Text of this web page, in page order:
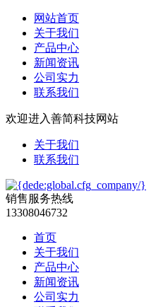
网站首页
关于我们
产品中心
新闻资讯
公司实力
联系我们
欢迎进入善简科技网站
关于我们
联系我们
销售服务热线
13308046732
首页
关于我们
产品中心
新闻资讯
公司实力